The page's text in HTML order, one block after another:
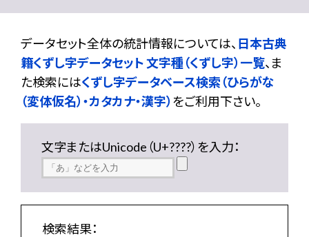
データセット全体の統計情報については、 日本古典
籍くずし字データセット 文字種（くずし字）一覧、ま
た検索にはくずし字データベース検索（ひらがな
（変体仮名）・カタカナ・漢字） をご利用下さい。
文字またはUnicode（U+????）を入力：
検索結果：